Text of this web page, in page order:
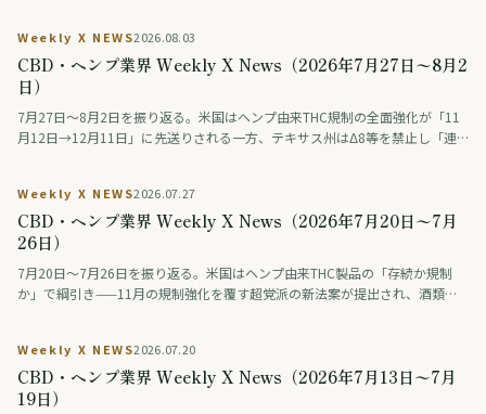
Weekly X NEWS2026.08.03
CBD・ヘンプ業界 Weekly X News（2026年7月27日〜8月2
日）
7月27日〜8月2日を振り返る。米国はヘンプ由来THC規制の全面強化が「11
月12日→12月11日」に先送りされる一方、テキサス州はΔ8等を禁止し「連
大麻・ヘンプ入り食品の広告を規制。日本では薬物をめぐる議論番組の後編
が話題になった。
Weekly X NEWS2026.07.27
CBD・ヘンプ業界 Weekly X News（2026年7月20日〜7月
26日）
7月20日〜7月26日を振り返る。米国はヘンプ由来THC製品の「存続か規制
か」で綱引き——11月の規制強化を覆す超党派の新法案が提出され、酒類業
究段階）。アジアではタイが、医療・健康目的に限り娯楽利用は認めない新
しい大麻規制法案を保健大臣に提出。日本では「大麻解禁は救いか破滅か」
を賛否の論者が議論する番組が話題となった。
Weekly X NEWS2026.07.20
CBD・ヘンプ業界 Weekly X News（2026年7月13日〜7月
19日）